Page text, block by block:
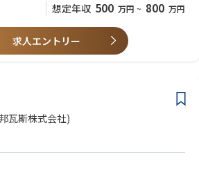
設備、搬送設備、製品包装設備、用役設備、環
想定年収 500 万円 ~ 800 万円
求人エントリー
瓦斯株式会社)